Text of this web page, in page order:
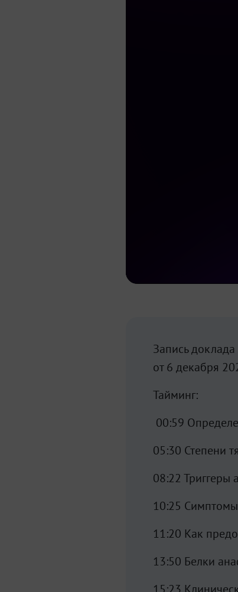
Запись
от 6 декабря
Тайминг:
00:59
05:30 Степени
08:22 Триггеры
10:25
11:20 Как
13:50 Белки